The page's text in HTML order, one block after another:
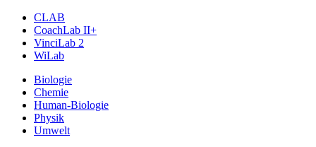
CLAB
CoachLab II+
VinciLab 2
WiLab
Biologie
Chemie
Human-Biologie
Physik
Umwelt